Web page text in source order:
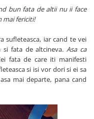
bun fata de altii nu ii face
mai fericiti!
sufleteasca, iar cand te vei
si fata de altcineva.Asa ca
fata de care iti manifesti
si isi vor dori si ei sa
mai departe, pana cand